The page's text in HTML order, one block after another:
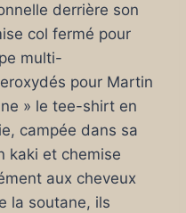
derrière son
col fermé pour
multi-
pour Martin
» le tee-shirt en
campée dans sa
kaki et chemise
aux cheveux
la soutane, ils